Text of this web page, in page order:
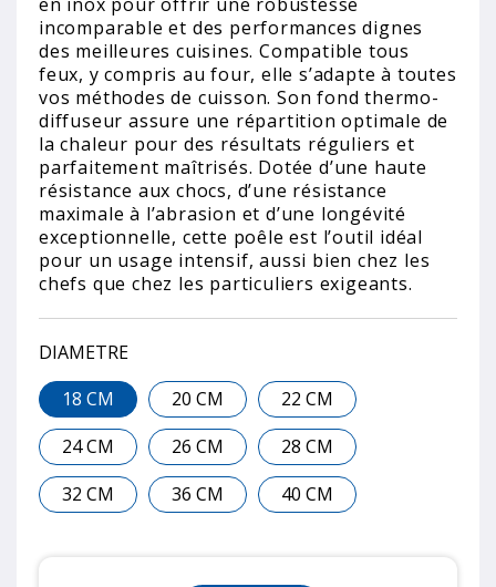
incomparable et des performances dignes
des meilleures cuisines. Compatible tous
feux, y compris au four, elle s’adapte à toutes
vos méthodes de cuisson. Son fond thermo-
diffuseur assure une répartition optimale de
la chaleur pour des résultats réguliers et
parfaitement maîtrisés. Dotée d’une haute
résistance aux chocs, d’une résistance
maximale à l’abrasion et d’une longévité
exceptionnelle, cette poêle est l’outil idéal
pour un usage intensif, aussi bien chez les
chefs que chez les particuliers exigeants.
DIAMETRE
18 CM
20 CM
22 CM
24 CM
26 CM
28 CM
32 CM
36 CM 40 CM